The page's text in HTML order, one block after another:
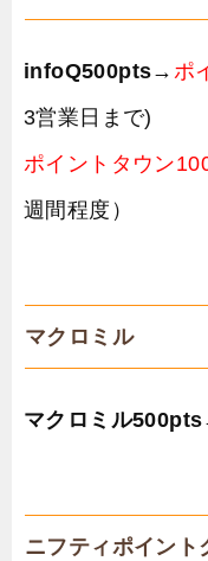
infoQ500pts→ ポ
3営業日まで)
ポイントタウン
週間程度）
マクロミル
マクロミル
ニフティポイント